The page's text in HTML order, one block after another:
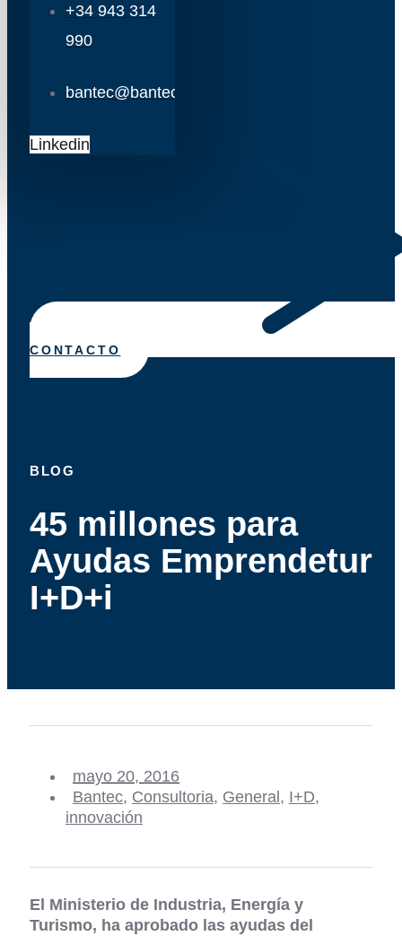
+34 943 314
990
bantec@bantec.es
Linkedin
CONTACTO
BLOG
45 millones para
Ayudas Emprendetur
I+D+i
mayo 20, 2016
Bantec, Consultoria, General , I+D,
innovación
El Ministerio de Industria, Energía y
Turismo, ha aprobado las ayudas del